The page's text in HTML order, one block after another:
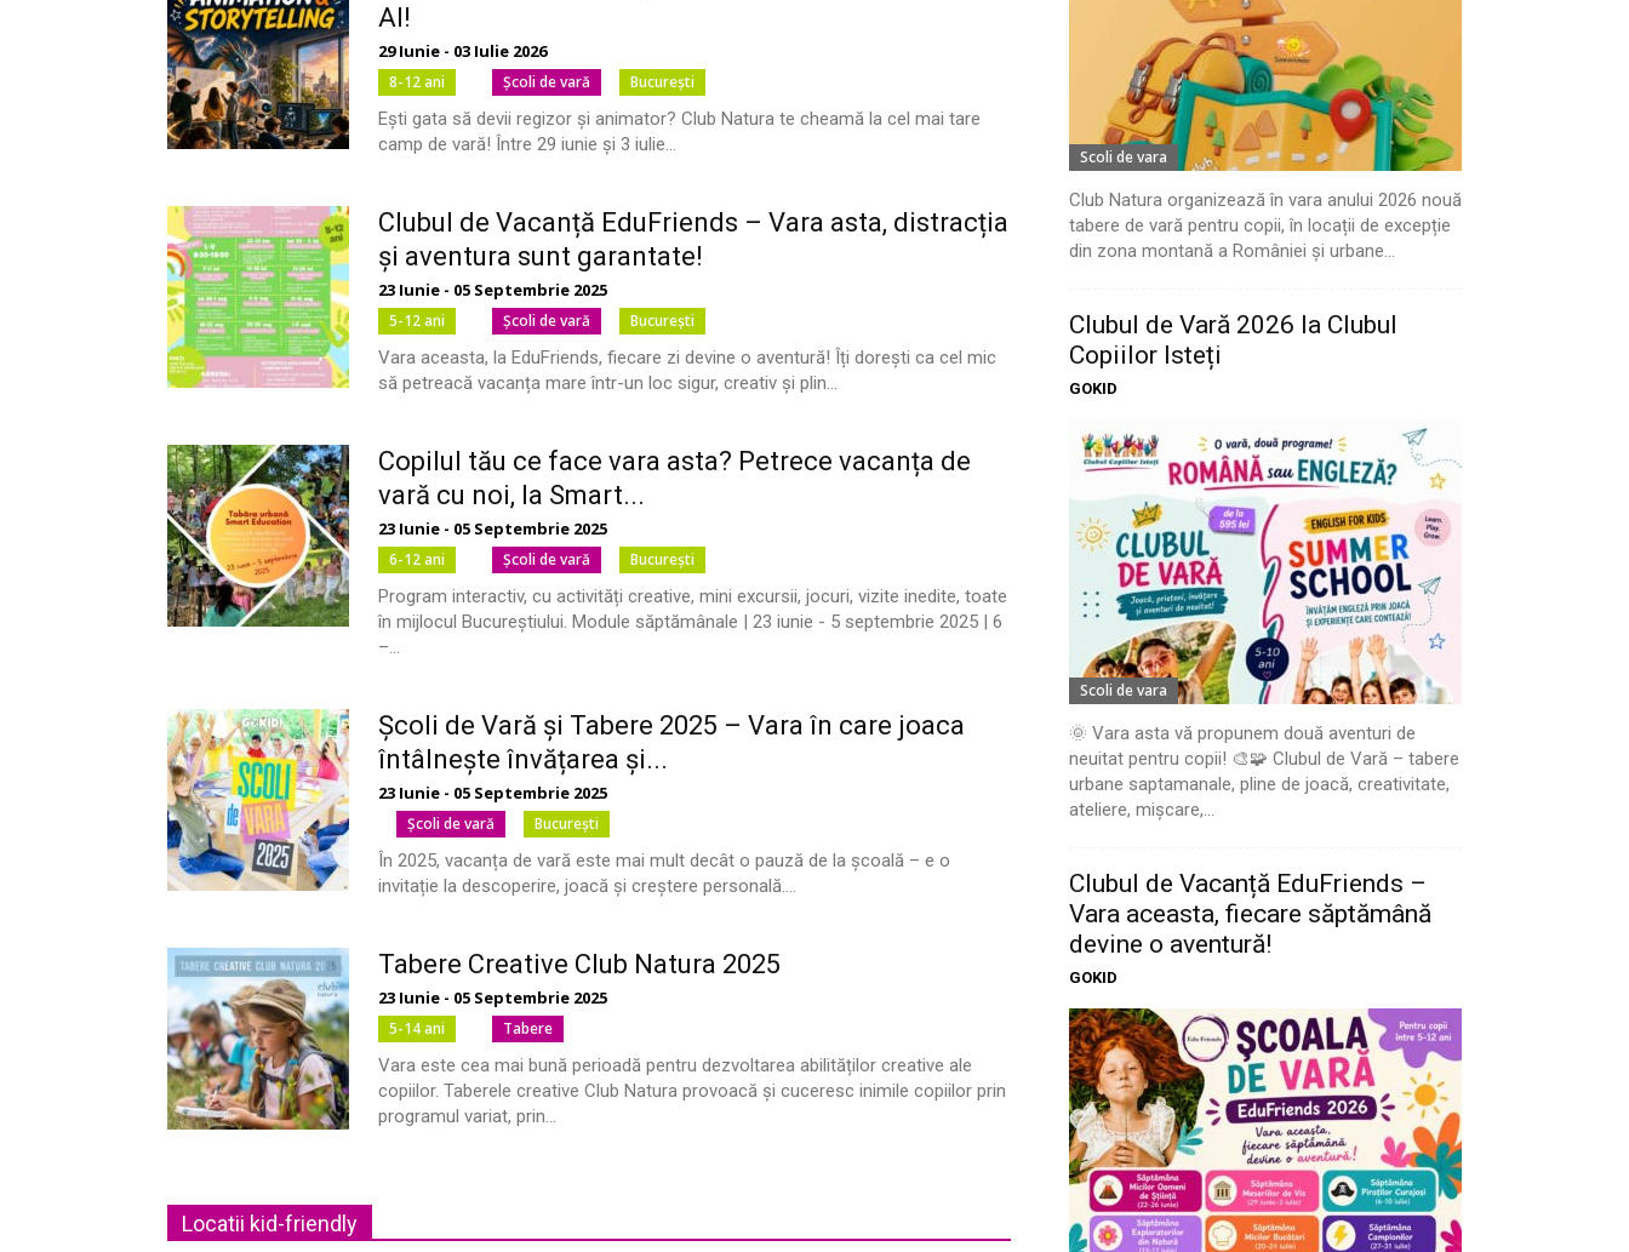
AI!
29 Iunie - 03 Iulie 2026
8-12 ani Şcoli de vară București
Ești gata să devii regizor și animator? Club Natura te cheamă la cel mai tare
camp de vară! Între 29 iunie și 3 iulie...
Clubul de Vacanță EduFriends – Vara asta, distracția
și aventura sunt garantate!
23 Iunie - 05 Septembrie 2025
5-12 ani Şcoli de vară București
Vara aceasta, la EduFriends, fiecare zi devine o aventură! Îți dorești ca cel mic
să petreacă vacanța mare într-un loc sigur, creativ și plin...
Copilul tău ce face vara asta? Petrece vacanța de
vară cu noi, la Smart...
23 Iunie - 05 Septembrie 2025
6-12 ani Şcoli de vară București
Program interactiv, cu activități creative, mini excursii, jocuri, vizite inedite, toate
în mijlocul Bucureștiului. Module săptămânale | 23 iunie - 5 septembrie 2025 | 6
–...
Școli de Vară și Tabere 2025 – Vara în care joaca
întâlnește învățarea și...
23 Iunie - 05 Septembrie 2025
Şcoli de vară București
În 2025, vacanța de vară este mai mult decât o pauză de la școală – e o
invitație la descoperire, joacă și creștere personală....
Tabere Creative Club Natura 2025
23 Iunie - 05 Septembrie 2025
5-14 ani Tabere
Vara este cea mai bună perioadă pentru dezvoltarea abilităților creative ale
copiilor. Taberele creative Club Natura provoacă și cuceresc inimile copiilor prin
programul variat, prin...
Locatii kid-friendly
Scoli de vara
Club Natura organizează în vara anului 2026 nouă
tabere de vară pentru copii, în locații de excepție
din zona montană a României și urbane...
Clubul de Vară 2026 la Clubul
Copiilor Isteți
GOKID
Scoli de vara
🌞 Vara asta vă propunem două aventuri de
neuitat pentru copii! 🎨🧩 Clubul de Vară – tabere
urbane saptamanale, pline de joacă, creativitate,
ateliere, mișcare,...
Clubul de Vacanță EduFriends –
Vara aceasta, fiecare săptămână
devine o aventură!
GOKID